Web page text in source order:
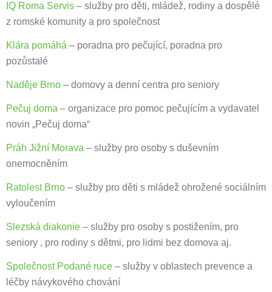
IQ Roma Servis – služby pro děti, mládež, rodiny a dospělé
z romské komunity a pro společnost
Klára pomáhá – poradna pro pečující, poradna pro
pozůstalé
Naděje Brno – domovy a denní centra pro seniory
Pečuj doma – organizace pro pomoc pečujícím a vydavatel
novin „Pečuj doma“
Práh Jižní Morava – služby pro osoby s duševním
onemocněním
Ratolest Brno – služby pro děti s mládež ohrožené sociálním
vyloučením
Slezská diakonie – služby pro osoby s postižením, pro
seniory , pro rodiny s dětmi, pro lidmi bez domova aj.
Společnost Podané ruce – služby v oblastech prevence a
léčby návykového chování